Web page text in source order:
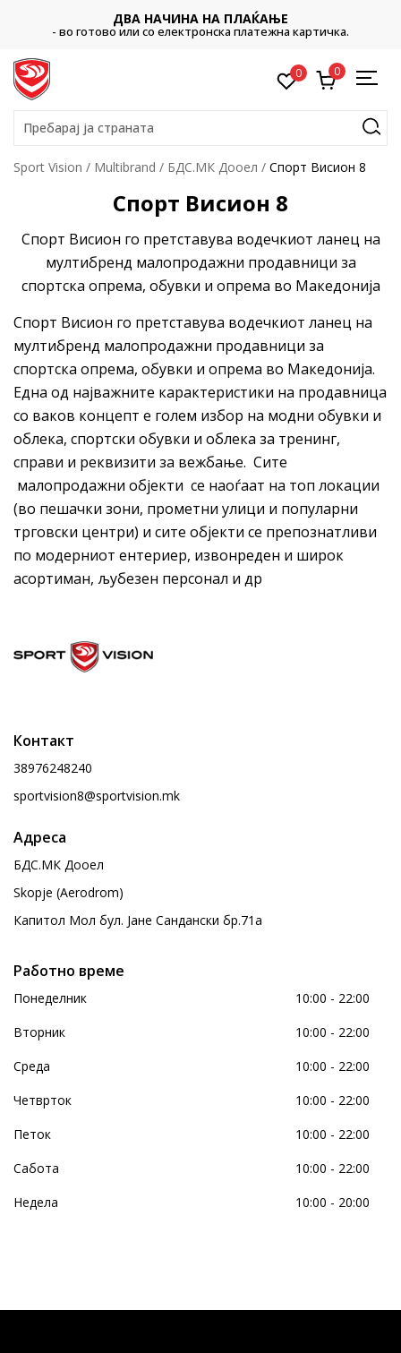
ДВА НАЧИНА НА ПЛАЌАЊЕ
- во готово или со електронска платежна картичка.
0 0
Пребарај ја страната
Sport Vision Multibrand БДС.МК Дооел Спорт Висион 8
Спорт Висион 8
Спорт Висион го претставува водечкиот ланец на
мултибренд малопродажни продавници за
спортска опрема, обувки и опрема во Македонија
Спорт Висион го претставува водечкиот ланец на
мултибренд малопродажни продавници за
спортска опрема, обувки и опрема во Македонија.
Една од најважните карактеристики на продавница
со ваков концепт е голем избор на модни обувки и
облека, спортски обувки и облека за тренинг,
справи и реквизити за вежбање. Сите
малопродажни објекти се наоѓаат на топ локации
(во пешачки зони, прометни улици и популарни
трговски центри) и сите објекти се препознатливи
по модерниот ентериер, извонреден и широк
асортиман, љубезен персонал и др
Контакт
38976248240
sportvision8@sportvision.mk
Адреса
БДС.МК Дооел
Skopje (Aerodrom)
Капитол Мол бул. Јане Сандански бр.71а
Работно време
Понеделник
10:00 - 22:00
Вторник
10:00 - 22:00
Среда
10:00 - 22:00
Четврток
10:00 - 22:00
Петок
10:00 - 22:00
Сабота
10:00 - 22:00
Недела
10:00 - 20:00